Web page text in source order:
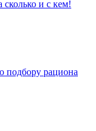
сколько и с кем!
подбору рациона